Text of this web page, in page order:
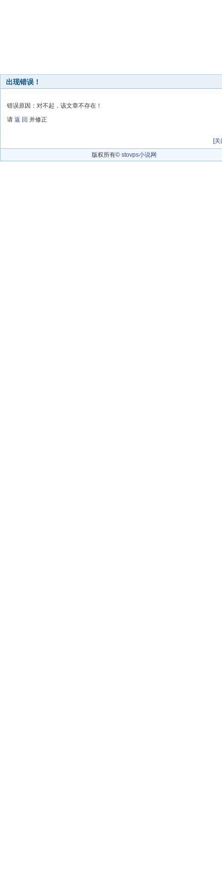
出现错误！
错误原因：对不起，该文章不存在！
请 返 回 并修正
[关
版权所有© stovps小说网